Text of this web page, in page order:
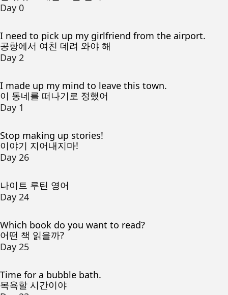
Day 0
I need to pick up my girlfriend from the airport.
공항에서 여친 데려 와야 해
Day 2
I made up my mind to leave this town.
이 동네를 떠나기로 정했어
Day 1
Stop making up stories!
이야기 지어내지마!
Day 26
나이트 루틴 영어
Day 24
Which book do you want to read?
어떤 책 읽을까?
Day 25
Time for a bubble bath.
목욕할 시간이야